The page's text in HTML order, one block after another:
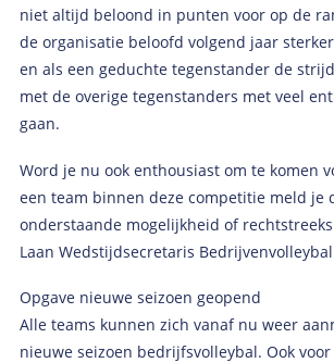
niet altijd beloond in punten voor op de
de organisatie beloofd volgend jaar
en als een geduchte tegenstander de
met de overige tegenstanders met veel
gaan.
Word je nu ook enthousiast om te komen
een team binnen deze competitie meld je
onderstaande mogelijkheid of
Laan Wedstijdsecretaris
Opgave nieuwe seizoen geopend
Alle teams kunnen zich vanaf nu weer
nieuwe seizoen bedrijfsvolleybal. Ook